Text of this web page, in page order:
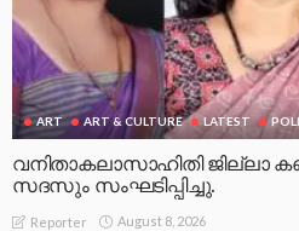
ART ART & CULTURE LATEST
വനിതാകലാസാഹിതി
സദസും സംഘടിപ്പിച്ചു.
Reporter August 8, 2026